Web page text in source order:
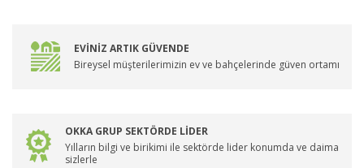
EVİNİZ ARTIK GÜVENDE
Bireysel müşterilerimizin ev ve bahçelerinde güven ortamı
OKKA GRUP SEKTÖRDE LİDER
Yılların bilgi ve birikimi ile sektörde lider konumda ve daima
sizlerle